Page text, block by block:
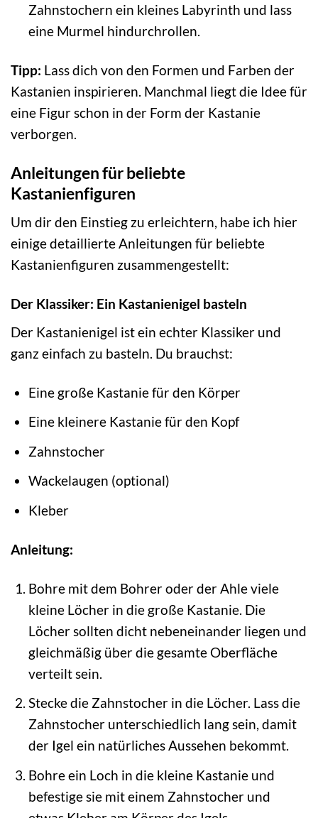
Zahnstochern ein kleines Labyrinth und lass
eine Murmel hindurchrollen.
Tipp: Lass dich von den Formen und Farben der
Kastanien inspirieren. Manchmal liegt die Idee für
eine Figur schon in der Form der Kastanie
verborgen.
Anleitungen für beliebte
Kastanienfiguren
Um dir den Einstieg zu erleichtern, habe ich hier
einige detaillierte Anleitungen für beliebte
Kastanienfiguren zusammengestellt:
Der Klassiker: Ein Kastanienigel basteln
Der Kastanienigel ist ein echter Klassiker und
ganz einfach zu basteln. Du brauchst:
Eine große Kastanie für den Körper
Eine kleinere Kastanie für den Kopf
Zahnstocher
Wackelaugen (optional)
Kleber
Anleitung:
Bohre mit dem Bohrer oder der Ahle viele
kleine Löcher in die große Kastanie. Die
Löcher sollten dicht nebeneinander liegen und
gleichmäßig über die gesamte Oberfläche
verteilt sein.
Stecke die Zahnstocher in die Löcher. Lass die
Zahnstocher unterschiedlich lang sein, damit
der Igel ein natürliches Aussehen bekommt.
Bohre ein Loch in die kleine Kastanie und
befestige sie mit einem Zahnstocher und